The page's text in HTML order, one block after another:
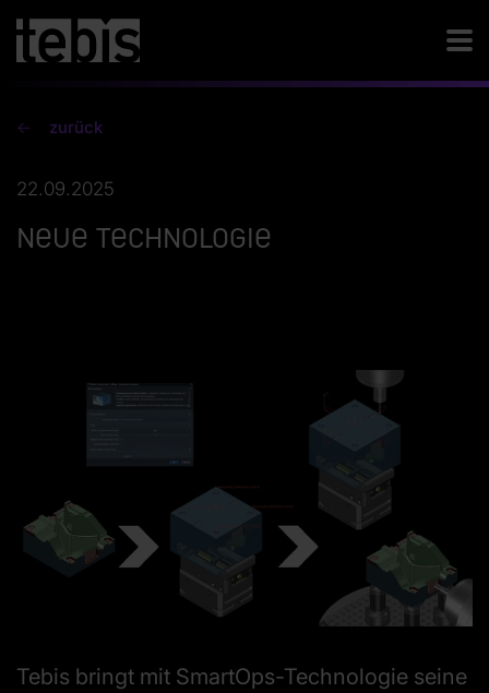
zurück
22.09.2025
Neue Technologie
Tebis bringt mit SmartOps-Technologie seine